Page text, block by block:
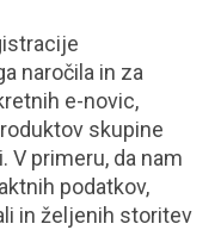
naročila in za
e-novic,
skupine
V primeru, da nam
podatkov,
in željenih storitev